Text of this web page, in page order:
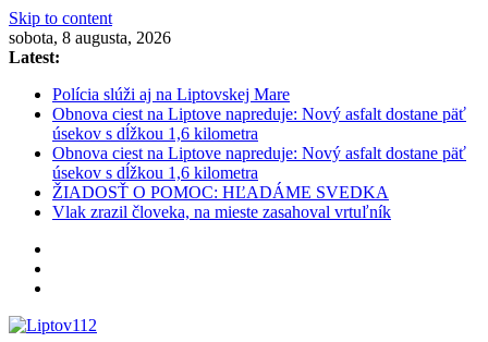
Skip to content
sobota, 8 augusta, 2026
Latest:
Polícia slúži aj na Liptovskej Mare
Obnova ciest na Liptove napreduje: Nový asfalt dostane päť
úsekov s dĺžkou 1,6 kilometra
Obnova ciest na Liptove napreduje: Nový asfalt dostane päť
úsekov s dĺžkou 1,6 kilometra
ŽIADOSŤ O POMOC: HĽADÁME SVEDKA
Vlak zrazil človeka, na mieste zasahoval vrtuľník